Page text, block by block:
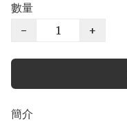
數量
−
+
簡介